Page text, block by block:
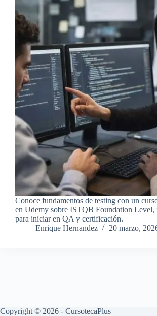
Conoce fundamentos de testing con un
en Udemy sobre ISTQB Foundation Level,
para iniciar en QA y certificación.
Enrique Hernandez
20 marzo,
Copyright © 2026 - CursotecaPlus